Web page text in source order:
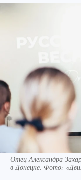
Отец Александра
в Донецке. Фото: